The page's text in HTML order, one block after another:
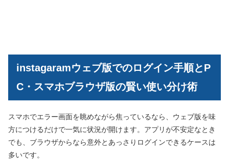
instagaramウェブ版でのログイン手順とP
C・スマホブラウザ版の賢い使い分け術
スマホでエラー画面を眺めながら焦っているなら、ウェブ版を味
方につけるだけで一気に状況が開けます。アプリが不安定なとき
でも、ブラウザからなら意外とあっさりログインできるケースは
多いです。